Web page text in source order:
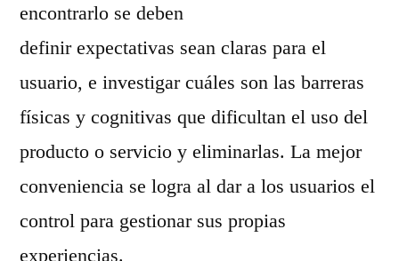
encontrarlo se deben
definir expectativas sean claras para el
usuario, e investigar cuáles son las barreras
físicas y cognitivas que dificultan el uso del
producto o servicio y eliminarlas. La mejor
conveniencia se logra al dar a los usuarios el
control para gestionar sus propias
experiencias.